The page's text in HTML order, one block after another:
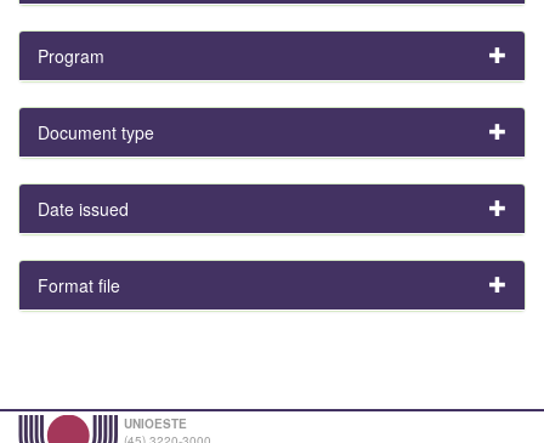
Program
Document type
Date issued
Format file
UNIOESTE